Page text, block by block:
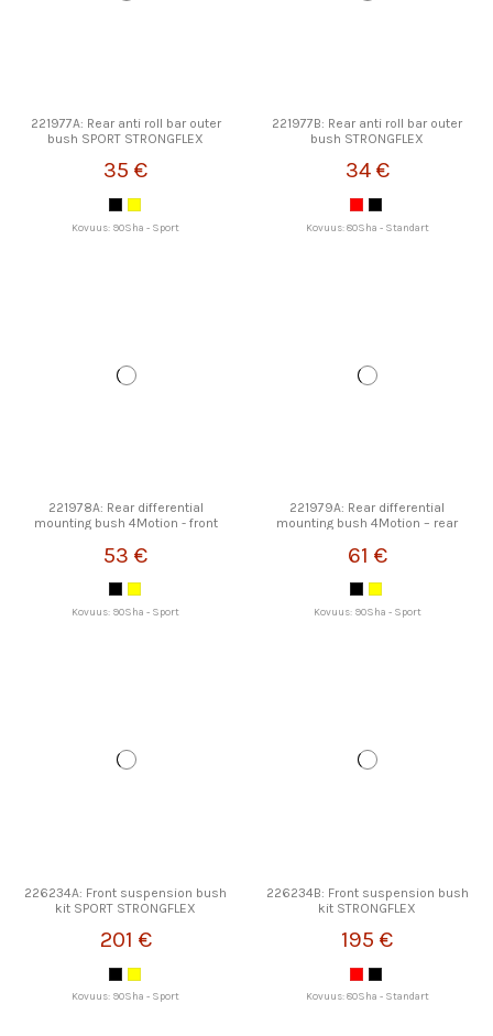
221977A: Rear anti roll bar outer
bush SPORT STRONGFLEX
35 €
Kovuus: 90Sha - Sport
221977B: Rear anti roll bar outer
bush STRONGFLEX
34 €
Kovuus: 80Sha - Standart
221978A: Rear differential
mounting bush 4Motion - front
53 €
Kovuus: 90Sha - Sport
221979A: Rear differential
mounting bush 4Motion – rear
61 €
Kovuus: 90Sha - Sport
226234A: Front suspension bush
kit SPORT STRONGFLEX
201 €
Kovuus: 90Sha - Sport
226234B: Front suspension bush
kit STRONGFLEX
195 €
Kovuus: 80Sha - Standart